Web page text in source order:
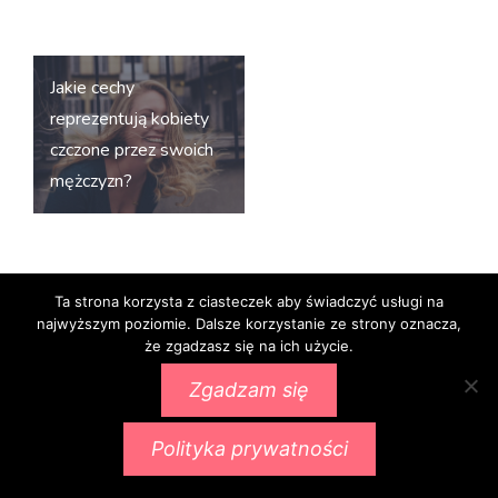
Nawigacja
wpisu
Jakie cechy
reprezentują kobiety
czczone przez swoich
mężczyzn?
Proudly powered by WordPress|Theme:
aThemes.
Ta strona korzysta z ciasteczek aby świadczyć usługi na
najwyższym poziomie. Dalsze korzystanie ze strony oznacza,
że zgadzasz się na ich użycie.
Zgadzam się
Polityka prywatności